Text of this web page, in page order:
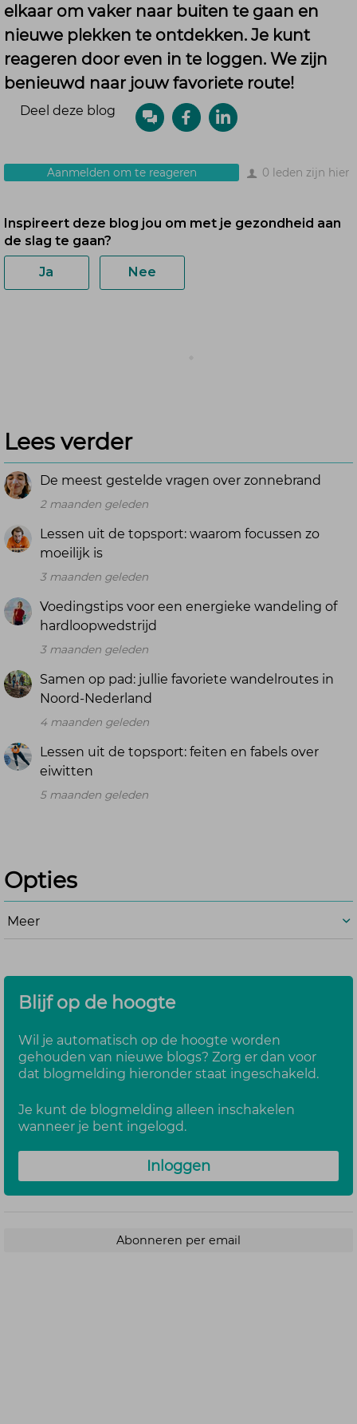
elkaar om vaker naar buiten te gaan en
nieuwe plekken te ontdekken. Je kunt
reageren door even in te loggen. We zijn
benieuwd naar jouw favoriete route!
Deel deze blog
0 leden zijn hier
Aanmelden om te reageren
Lees verder
De meest gestelde vragen over zonnebrand
2 maanden geleden
Lessen uit de topsport: waarom focussen zo
moeilijk is
3 maanden geleden
Voedingstips voor een energieke wandeling of
hardloopwedstrijd
3 maanden geleden
Samen op pad: jullie favoriete wandelroutes in
Noord-Nederland
4 maanden geleden
Lessen uit de topsport: feiten en fabels over
eiwitten
5 maanden geleden
Opties
Meer
Blijf op de hoogte
Wil je automatisch op de hoogte worden
gehouden van nieuwe blogs? Zorg er dan voor
dat blogmelding hieronder staat ingeschakeld.
Je kunt de blogmelding alleen inschakelen
wanneer je bent ingelogd.
Inloggen
Abonneren per email